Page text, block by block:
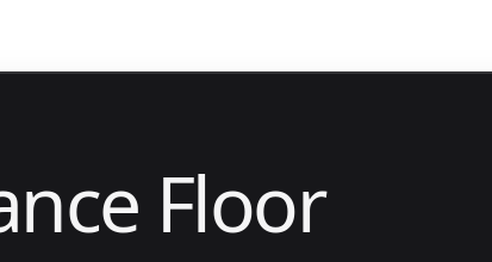
Floor